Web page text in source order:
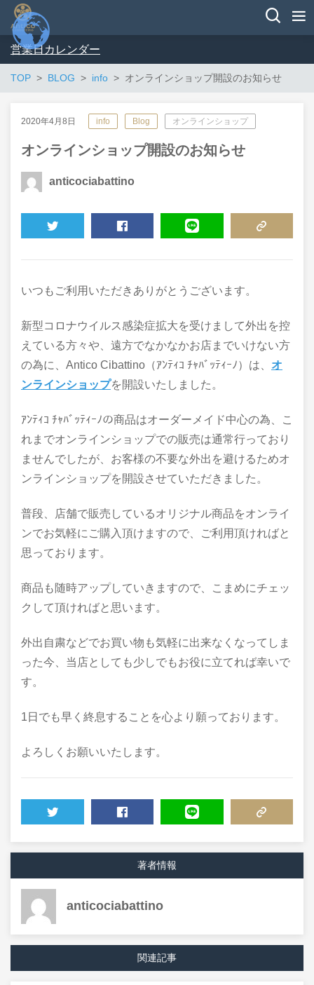
営業日カレンダー
TOP BLOG info オンラインショップ開設のお知らせ
2020年4月8日 info Blog オンラインショップ
オンラインショップ開設のお知らせ
anticociabattino
いつもご利用いただきありがとうございます。
新型コロナウイルス感染症拡大を受けまして外出を控
えている方々や、遠方でなかなかお店までいけない方
の為に、Antico Cibattino（ｱﾝﾃｨｺ ﾁｬﾊﾞｯﾃｨｰﾉ）は、 オ
ンラインショップを開設いたしました。
ｱﾝﾃｨｺ ﾁｬﾊﾞｯﾃｨｰﾉの商品はオーダーメイド中心の為、こ
れまでオンラインショップでの販売は通常行っており
ませんでしたが、お客様の不要な外出を避けるためオ
ンラインショップを開設させていただきました。
普段、店舗で販売しているオリジナル商品をオンライ
ンでお気軽にご購入頂けますので、ご利用頂ければと
思っております。
商品も随時アップしていきますので、こまめにチェッ
クして頂ければと思います。
外出自粛などでお買い物も気軽に出来なくなってしま
った今、当店としても少しでもお役に立てれば幸いで
す。
1日でも早く終息することを心より願っております。
よろしくお願いいたします。
著者情報
anticociabattino
関連記事